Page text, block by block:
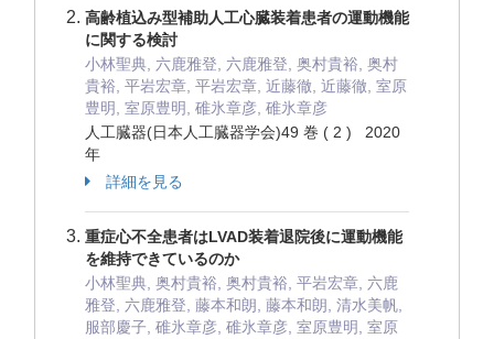
高齢植込み型補助人工心臓装着患者の運動機能
に関する検討
小林聖典, 六鹿雅登, 六鹿雅登, 奥村貴裕, 奥村
貴裕, 平岩宏章, 平岩宏章, 近藤徹, 近藤徹, 室原
豊明, 室原豊明, 碓氷章彦, 碓氷章彦
人工臓器(日本人工臓器学会)49 巻 ( 2 ) 2020
年
詳細を見る
重症心不全患者はLVAD装着退院後に運動機能
を維持できているのか
小林聖典, 奥村貴裕, 奥村貴裕, 平岩宏章, 六鹿
雅登, 六鹿雅登, 藤本和朗, 藤本和朗, 清水美帆,
服部慶子, 碓氷章彦, 碓氷章彦, 室原豊明, 室原